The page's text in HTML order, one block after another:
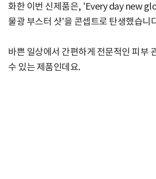
화한 이번 신제품은, 'Every day new
물광 부스터 샷'을 콘셉트로 탄생했습니
바쁜 일상에서 간편하게 전문적인 피부
수 있는 제품인데요.